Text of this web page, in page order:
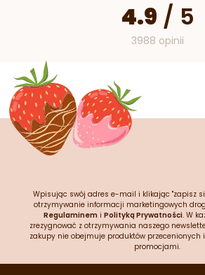
4.9 / 5
3988 opinii
Wpisując swój adres e-mail i klikając "zapisz
otrzymywanie informacji marketingowych
Regulaminem i Polityką Prywatności. W
zrezygnować z otrzymywania naszego
zakupy nie obejmuje produktów przecenionych
promocjami.